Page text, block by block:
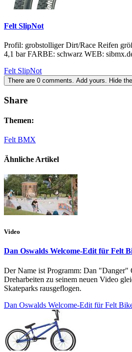
Felt SlipNot
Profil: grobstolliger Dirt/Race Reifen
4,1 bar FARBE: schwarz WEB:
Felt SlipNot
There are 0 comments. Add yours. Hide
Share
Themen:
Felt BMX
Ähnliche Artikel
Video
Dan Oswalds Welcome-Edit für Felt
Der Name ist Programm: Dan "Danger"
Dreharbeiten zu seinem neuen Video
Skateparks rausgeflogen.
Dan Oswalds Welcome-Edit für Felt